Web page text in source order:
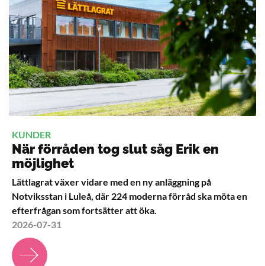
KUNDER
När förråden tog slut såg Erik en
möjlighet
Lättlagrat växer vidare med en ny anläggning på
Notviksstan i Luleå, där 224 moderna förråd ska möta en
efterfrågan som fortsätter att öka.
2026-07-31